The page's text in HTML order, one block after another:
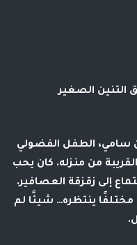
التنين الصغير
سامي، الطفل الفضولي
من منزله. كان يحب
إلى زقزقة العصافير.
ينتظره… شيئًا لم